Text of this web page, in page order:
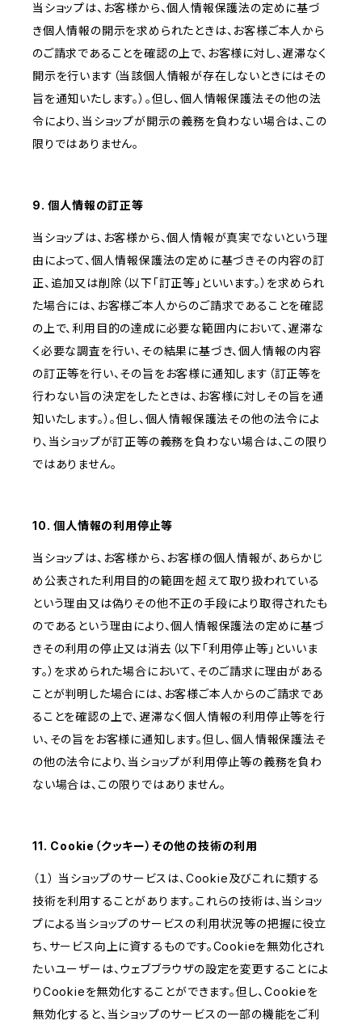
当ショップは、お客様から、個人情報保護法の定めに基づ
き個人情報の開示を求められたときは、お客様ご本人から
のご請求であることを確認の上で、お客様に対し、遅滞なく
開示を行います（当該個人情報が存在しないときにはその
旨を通知いたします。）。但し、個人情報保護法その他の法
令により、当ショップが開示の義務を負わない場合は、この
限りではありません。
9. 個人情報の訂正等
当ショップは、お客様から、個人情報が真実でないという理
由によって、個人情報保護法の定めに基づきその内容の訂
正、追加又は削除（以下「訂正等」といいます。）を求められ
た場合には、お客様ご本人からのご請求であることを確認
の上で、利用目的の達成に必要な範囲内において、遅滞な
く必要な調査を行い、その結果に基づき、個人情報の内容
の訂正等を行い、その旨をお客様に通知します（訂正等を
行わない旨の決定をしたときは、お客様に対しその旨を通
知いたします。）。但し、個人情報保護法その他の法令によ
り、当ショップが訂正等の義務を負わない場合は、この限り
ではありません。
10. 個人情報の利用停止等
当ショップは、お客様から、お客様の個人情報が、あらかじ
め公表された利用目的の範囲を超えて取り扱われている
という理由又は偽りその他不正の手段により取得されたも
のであるという理由により、個人情報保護法の定めに基づ
きその利用の停止又は消去（以下「利用停止等」といいま
す。）を求められた場合において、そのご請求に理由がある
ことが判明した場合には、お客様ご本人からのご請求であ
ることを確認の上で、遅滞なく個人情報の利用停止等を行
い、その旨をお客様に通知します。但し、個人情報保護法そ
の他の法令により、当ショップが利用停止等の義務を負わ
ない場合は、この限りではありません。
11. Cookie（クッキー）その他の技術の利用
（１） 当ショップのサービスは、Cookie及びこれに類する
技術を利用することがあります。これらの技術は、当ショッ
プによる当ショップのサービスの利用状況等の把握に役立
ち、サービス向上に資するものです。Cookieを無効化され
たいユーザーは、ウェブブラウザの設定を変更することによ
りCookieを無効化することができます。但し、Cookieを
無効化すると、当ショップのサービスの一部の機能をご利